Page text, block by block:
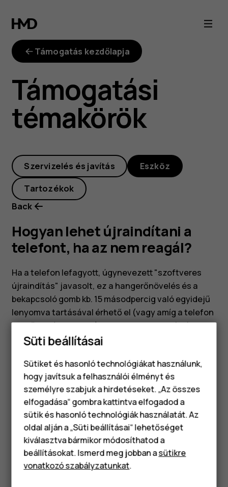
Hogyan
lehet
újraindítani
telefont,
ha
az
nem
reagál?
Okostelefonok
Klasszikus telefonok
Tartozékok
Táblagépek
Támogatás kezdőlapja
Támogatási
témakörök
Szervizelés és javítás Eszköz
Tartozékok
Back
Hogyan lehet újraindítani a
telefont, ha az nem reagál?
Ha a telefon lefagyott, úgynevezett "szoftveres
újraindítás" javasolt, ez a hangerőnövelés és a
bekapcsoló gomb kb. 15 másodpercig való egyidejű
lenyomva tartásával érhető el (vagy amíg a telefon
rezgő jelzést nem ad). A telefonnak ezután újra kell
indulnia. Ez a készülék újraindításának biztonságos
nélkül.
Hasznosnak találtad?
Igen Nem
Süti beállításai
Sütiket és hasonló technológiákat használunk,
hogy javítsuk a felhasználói élményt és
személyre szabjuk a hirdetéseket. „Az összes
elfogadása“ gombra kattintva elfogadod a
sütik és hasonló technológiák használatát. Az
oldal alján a „Süti beállításai“ lehetőséget
kiválasztva bármikor módosíthatod a
beállításokat. Ismerd meg jobban asütikre
vonatkozó szabályzatunkat.